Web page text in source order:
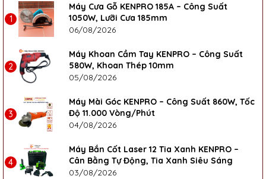
1
Máy Cưa Gỗ KENPRO 185A – Công Suất
1050W, Lưỡi Cưa 185mm
06/08/2026
2
Máy Khoan Cầm Tay KENPRO – Công Suất
580W, Khoan Thép 10mm
05/08/2026
3
Máy Mài Góc KENPRO – Công Suất 860W, Tốc
Độ 11.000 Vòng/Phút
04/08/2026
4
Máy Bắn Cốt Laser 12 Tia Xanh KENPRO –
Cân Bằng Tự Động, Tia Xanh Siêu Sáng
03/08/2026